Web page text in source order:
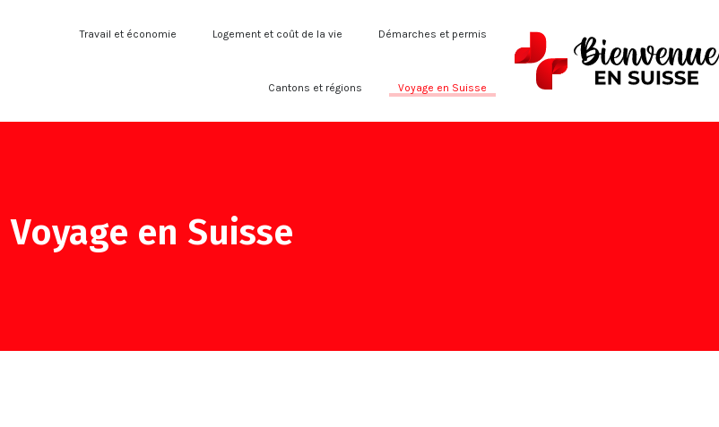
Démarches et permis
Logement et coût de la vie
Travail et économie
Voyage en Suisse
Cantons et régions
Voyage en Suisse